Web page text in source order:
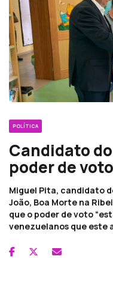
POLÍTICA
Candidato
poder de
Miguel Pita, candidato
João, Boa Morte na
que o poder de voto
venezuelanos que este